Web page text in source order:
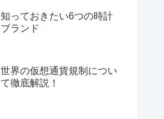
知っておきたい6つの時計
ブランド
世界の仮想通貨規制につい
て徹底解説！